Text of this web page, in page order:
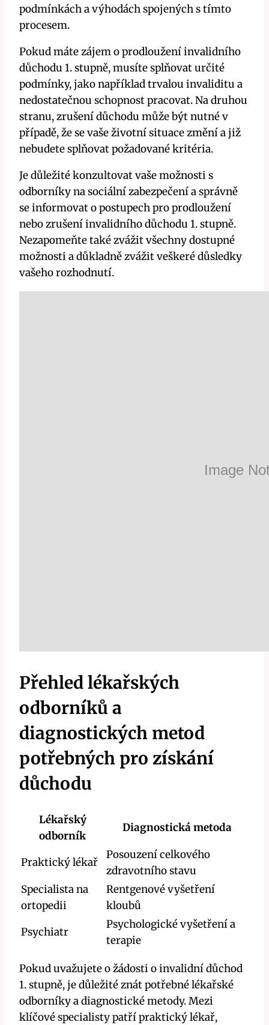
podmínkách a výhodách spojených s tímto
procesem.
Pokud máte zájem o prodloužení invalidního
důchodu 1. stupně, musíte splňovat určité
podmínky, jako například trvalou invaliditu a
nedostatečnou schopnost pracovat. Na druhou
stranu, zrušení důchodu může být nutné v
případě, že se vaše životní situace změní a již
nebudete splňovat požadované kritéria.
Je důležité konzultovat vaše možnosti s
odborníky na sociální zabezpečení a správně
se informovat o postupech pro prodloužení
nebo zrušení invalidního důchodu 1. stupně.
Nezapomeňte také zvážit všechny dostupné
možnosti a důkladně zvážit veškeré důsledky
vašeho rozhodnutí.
Přehled lékařských
odborníků a
diagnostických metod
potřebných pro získání
důchodu
Lékařský
odborník
Diagnostická metoda
Praktický lékař
Posouzení celkového
zdravotního stavu
Specialista na
ortopedii
Rentgenové vyšetření
kloubů
Psychiatr
Psychologické vyšetření a
terapie
Pokud uvažujete o žádosti o invalidní důchod
1. stupně, je důležité znát potřebné lékařské
odborníky a diagnostické metody. Mezi
klíčové specialisty patří praktický lékař,